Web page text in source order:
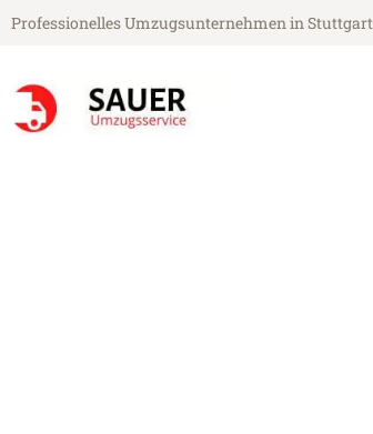
Professionelles Umzugsunternehmen in Stuttgart